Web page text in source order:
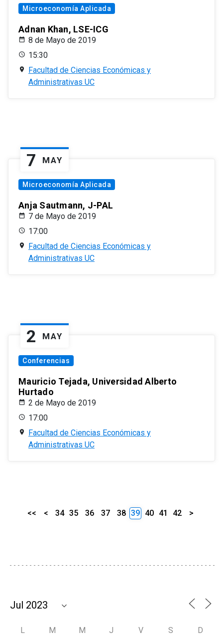
Microeconomía Aplicada
Adnan Khan, LSE-ICG
8 de Mayo de 2019
15:30
Facultad de Ciencias Económicas y
Administrativas UC
7 MAY
Microeconomía Aplicada
Anja Sautmann, J-PAL
7 de Mayo de 2019
17:00
Facultad de Ciencias Económicas y
Administrativas UC
2 MAY
Conferencias
Mauricio Tejada, Universidad Alberto
Hurtado
2 de Mayo de 2019
17:00
Facultad de Ciencias Económicas y
Administrativas UC
<< < 34 35 36 37 38 39 40 41 42 >
L M M J V S D